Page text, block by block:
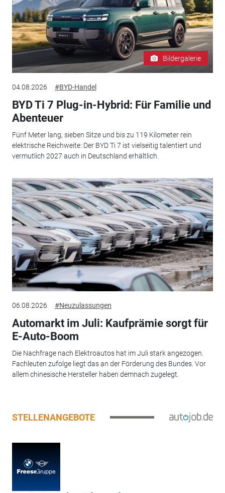
Bildergalerie
04.08.2026 #BYD-Handel
BYD Ti 7 Plug-in-Hybrid: Für Familie und
Abenteuer
Fünf Meter lang, sieben Sitze und bis zu 119 Kilometer rein
elektrische Reichweite: Der BYD Ti 7 ist vielseitig talentiert und
vermutlich 2027 auch in Deutschland erhältlich.
06.08.2026 #Neuzulassungen
Automarkt im Juli: Kaufprämie sorgt für
E-Auto-Boom
Die Nachfrage nach Elektroautos hat im Juli stark angezogen.
Fachleuten zufolge liegt das an der Förderung des Bundes. Vor
allem chinesische Hersteller haben demnach zugelegt.
STELLENANGEBOTE